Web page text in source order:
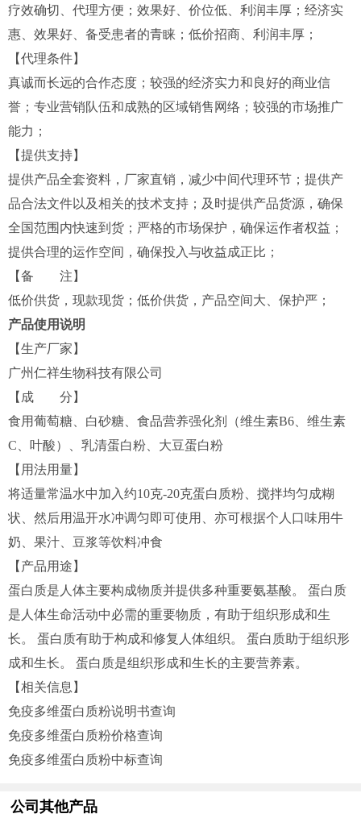
疗效确切、代理方便；效果好、价位低、利润丰厚；经济实
惠、效果好、备受患者的青睐；低价招商、利润丰厚；
【代理条件】
真诚而长远的合作态度；较强的经济实力和良好的商业信
誉；专业营销队伍和成熟的区域销售网络；较强的市场推广
能力；
【提供支持】
提供产品全套资料，厂家直销，减少中间代理环节；提供产
品合法文件以及相关的技术支持；及时提供产品货源，确保
全国范围内快速到货；严格的市场保护，确保运作者权益；
提供合理的运作空间，确保投入与收益成正比；
【备 注】
低价供货，现款现货；低价供货，产品空间大、保护严；
产品使用说明
【生产厂家】
广州仁祥生物科技有限公司
【成 分】
食用葡萄糖、白砂糖、食品营养强化剂（维生素B6、维生素
C、叶酸）、乳清蛋白粉、大豆蛋白粉
【用法用量】
将适量常温水中加入约10克-20克蛋白质粉、搅拌均匀成糊
状、然后用温开水冲调匀即可使用、亦可根据个人口味用牛
奶、果汁、豆浆等饮料冲食
【产品用途】
蛋白质是人体主要构成物质并提供多种重要氨基酸。 蛋白质
是人体生命活动中必需的重要物质，有助于组织形成和生
长。 蛋白质有助于构成和修复人体组织。 蛋白质助于组织形
成和生长。 蛋白质是组织形成和生长的主要营养素。
【相关信息】
免疫多维蛋白质粉说明书查询
免疫多维蛋白质粉价格查询
免疫多维蛋白质粉中标查询
公司其他产品